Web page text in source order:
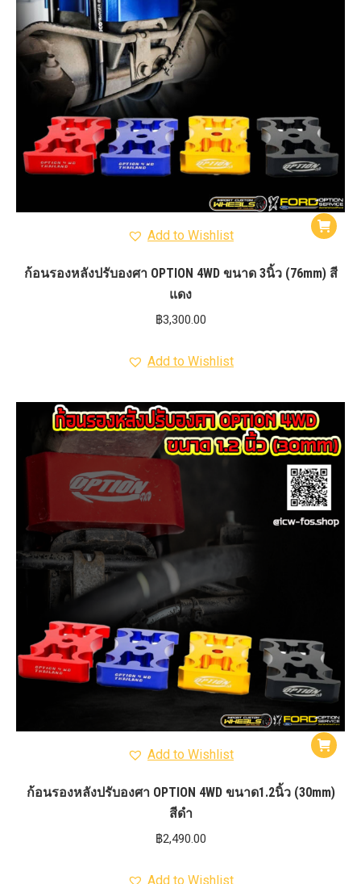
Add to Wishlist
ก้อนรองหลังปรับองศา OPTION 4WD ขนาด 3นิ้ว (76mm) สี
แดง
฿3,300.00
Add to Wishlist
Add to Wishlist
ก้อนรองหลังปรับองศา OPTION 4WD ขนาด1.2นิ้ว (30mm)
สีดำ
฿2,490.00
Add to Wishlist